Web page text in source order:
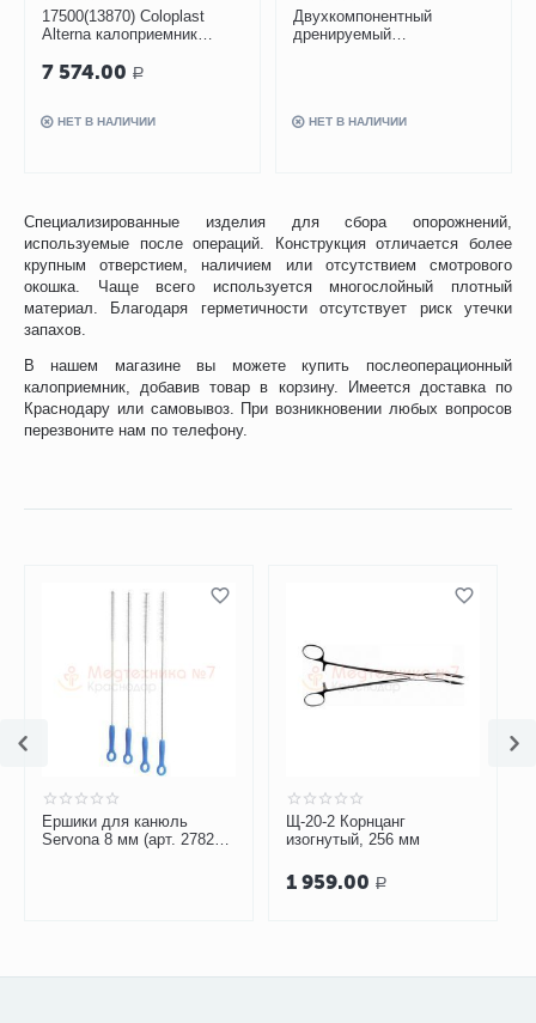
Специализированные изделия для сбора опорожнений,
используемые после операций. Конструкция отличается более
крупным отверстием, наличием или отсутствием смотрового
окошка. Чаще всего используется многослойный плотный
материал. Благодаря герметичности отсутствует риск утечки
запахов.
В нашем магазине вы можете купить послеоперационный
калоприемник, добавив товар в корзину. Имеется доставка по
Краснодару или самовывоз. При возникновении любых вопросов
перезвоните нам по телефону.
17500(13870) Coloplast
Alterna калоприемник
непрозрачный 12-75 мм, 30
7 574.00 Р
НЕТ В НАЛИЧИИ
Двухкомпонентный
дренируемый
НЕТ В НАЛИЧИИ
Ершики для канюль
Servona 8 мм (арт. 27821),
Щ-20-2 Корнцанг
изогнутый, 256 мм
1 959.00 Р